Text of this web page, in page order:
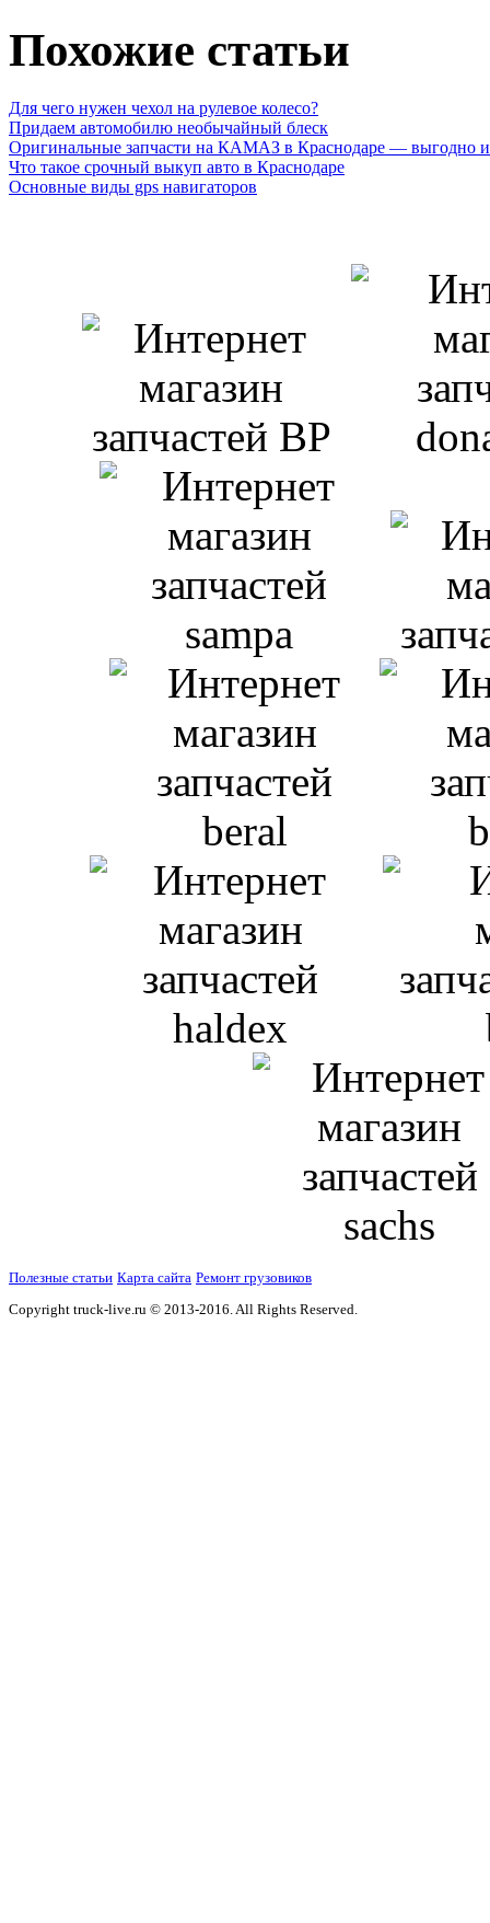
Похожие статьи
Для чего нужен чехол на рулевое колесо?
Придаем автомобилю необычайный блеск
Оригинальные запчасти на КАМАЗ в Краснодаре — выгодно и
Что такое срочный выкуп авто в Краснодаре
Основные виды gps навигаторов
Полезные статьи Карта сайта Ремонт грузовиков
Copyright truck-live.ru © 2013-2016. All Rights Reserved.